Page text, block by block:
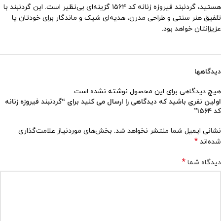
هستید، گردنبند فیروزه زنانه کد ۱۵۶۴ گزینه‌ای بی‌نظیر است. این گردنبند با
تلفیق هنر سنتی و طراحی مدرن، هدیه‌ای شیک و ماندگار برای خودتان یا
عزیزانتان خواهد بود.
دیدگاهها
هیچ دیدگاهی برای این محصول نوشته نشده است.
اولین نفری باشید که دیدگاهی را ارسال می کنید برای “گردنبند فیروزه زنانه
کد ۱۵۶۴”
نشانی ایمیل شما منتشر نخواهد شد. بخش‌های موردنیاز علامت‌گذاری
شده‌اند *
دیدگاه شما *